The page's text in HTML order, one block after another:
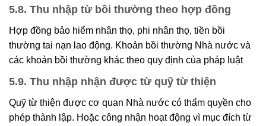
5.8. Thu nhập từ bồi thường theo hợp đồng
Hợp đồng bảo hiểm nhân thọ, phi nhân thọ, tiền bồi
thường tai nạn lao động. Khoản bồi thường Nhà nước và
các khoản bồi thường khác theo quy định của pháp luật
5.9. Thu nhập nhận được từ quỹ từ thiện
Quỹ từ thiện được cơ quan Nhà nước có thẩm quyền cho
phép thành lập. Hoặc công nhận hoạt động vì mục đích từ